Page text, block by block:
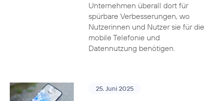
Unternehmen überall dort für
spürbare Verbesserungen, wo
Nutzerinnen und Nutzer sie für die
mobile Telefonie und
Datennutzung benötigen.
25. Juni 2025